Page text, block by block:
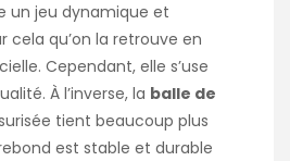
un jeu dynamique et
cela qu’on la retrouve en
Cependant, elle s’use
À l’inverse, la balle de
tient beaucoup plus
est stable et durable